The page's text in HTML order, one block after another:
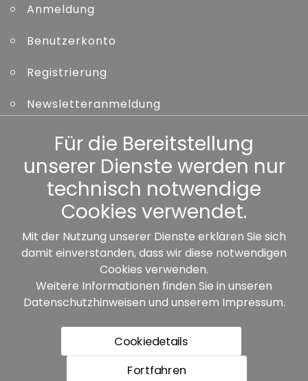
Anmeldung
Benutzerkonto
Registrierung
Newsletteranmeldung
Kennwort vergessen
Sonstiges
Unsere Partner:
Für die Bereitstellung
unserer Dienste werden nur
technisch notwendige
Cookies verwendet.
Mit der Nutzung unserer Dienste erklären Sie sich
damit einverstanden, dass wir diese notwendigen
Cookies verwenden.
Weitere Informationen finden Sie in unseren
Datenschutzhinweisen und unserem Impressum.
Cookiedetails
Fortfahren